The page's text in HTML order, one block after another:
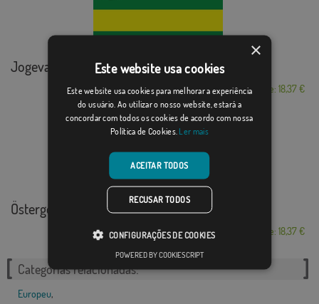
Jogeva
Desde: 18,37 €
Östergötland
Desde: 18,37 €
Categorias relacionadas:
Europeu,
×
Este website usa cookies
Este website usa cookies para melhorar a experiência
do usuário. Ao utilizar o nosso website, estará a
concordar com todos os cookies de acordo com nossa
Política de Cookies. Ler mais
ACEITAR TODOS
RECUSAR TODOS
CONFIGURAÇÕES DE COOKIES
POWERED BY COOKIESCRIPT